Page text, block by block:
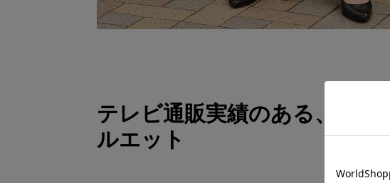
テレビ通販実績のある、安心
ルエット